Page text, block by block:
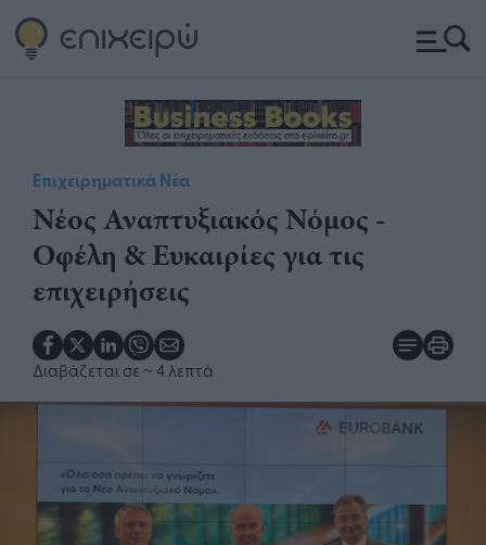
Επιχειρηματικά Νέα
Νέος Αναπτυξιακός Νόμος -
Οφέλη & Ευκαιρίες για τις
επιχειρήσεις
Διαβάζεται σε ~ 4 λεπτά